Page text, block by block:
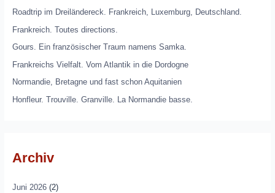
Roadtrip im Dreiländereck. Frankreich, Luxemburg, Deutschland.
Frankreich. Toutes directions.
Gours. Ein französischer Traum namens Samka.
Frankreichs Vielfalt. Vom Atlantik in die Dordogne
Normandie, Bretagne und fast schon Aquitanien
Honfleur. Trouville. Granville. La Normandie basse.
Archiv
Juni 2026(2)